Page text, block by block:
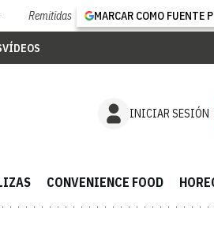
Remitidas MARCAR COMO FUENTE
VÍDEOS
INICIAR SESIÓN
CONVENIENCE FOOD